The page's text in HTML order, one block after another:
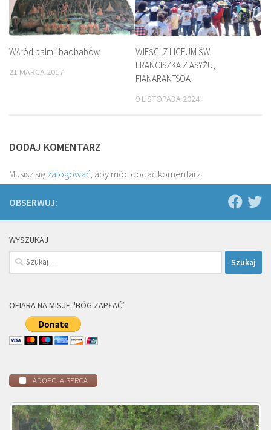
Wśród palm i baobabów
21 MARCA 2017
WIEŚCI Z LICEUM ŚW.
FRANCISZKA Z ASYŻU,
FIANARANTSOA
9 LISTOPADA 2024
DODAJ KOMENTARZ
Musisz się zalogować, aby móc dodać komentarz.
OBSERWUJ:
WYSZUKAJ
Szukaj:
OFIARA NA MISJE. 'BÓG ZAPŁAĆ’
ADOPCJA SERCA